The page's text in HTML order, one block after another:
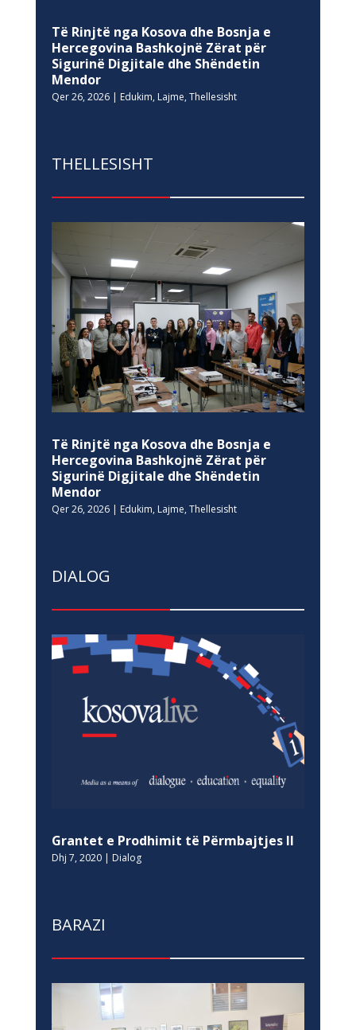
Të Rinjtë nga Kosova dhe Bosnja e
Hercegovina Bashkojnë Zërat për
Sigurinë Digjitale dhe Shëndetin
Mendor
Qer 26, 2026| Edukim, Lajme, Thellesisht
THELLESISHT
Të Rinjtë nga Kosova dhe Bosnja e
Hercegovina Bashkojnë Zërat për
Sigurinë Digjitale dhe Shëndetin
Mendor
Qer 26, 2026| Edukim, Lajme, Thellesisht
DIALOG
Grantet e Prodhimit të Përmbajtjes II
Dhj 7, 2020| Dialog
BARAZI